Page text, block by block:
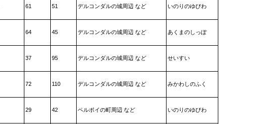
61 51 デルコンダルの城周辺 など いのりのゆびわ
64 45 デルコンダルの城周辺 など あくまのしっぽ
37 95 デルコンダルの城周辺 など せいすい
72 110 デルコンダルの城周辺 など みかわしのふく
29 42 ペルポイの町周辺 など いのりのゆびわ